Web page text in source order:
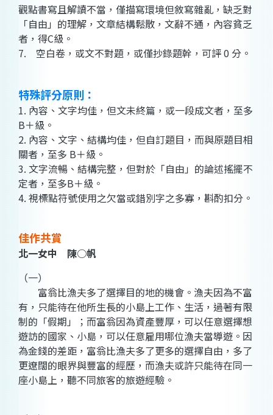
觀點書寫且解讀不當，僅描寫環境但敘寫雜亂，缺乏對
「自由」的理解，文章結構鬆散，文辭不通，內容貧乏
者，得C級。
7. 空白卷，或文不對題，或僅抄錄題幹，可評 0 分。
特殊評分原則：
1. 內容、文字均佳，但文未終篇，或一段成文者，至多
B＋級。
2. 內容、文字、結構均佳，但自訂題目，而與原題目相
關者，至多 B＋級。
3. 文字流暢、結構完整，但對於「自由」的論述搖擺不
定者，至多B＋級。
4. 視標點符號使用之欠當或錯別字之多寡，斟酌扣分。
佳作共賞
北一女中 陳○帆
（一）
富翁比漁夫多了選擇目的地的機會。漁夫因為不富
有，只能待在他所生長的小島上工作、生活，過著有限
制的「假期」；而富翁因為資產豐厚，可以任意選擇想
遊訪的國家、小島，可以任意雇用哪位漁夫當導遊。因
為金錢的差距，富翁比漁夫多了更多的選擇自由，多了
更遼闊的眼界與豐富的經歷，而漁夫或許只能待在同一
座小島上，聽不同旅客的旅遊經驗。